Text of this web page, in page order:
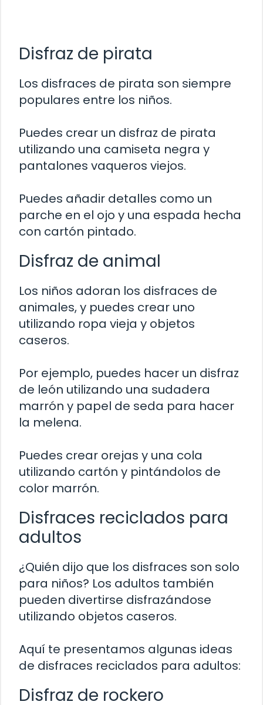
Disfraz de pirata
Los disfraces de pirata son siempre
populares entre los niños.
Puedes crear un disfraz de pirata
utilizando una camiseta negra y
pantalones vaqueros viejos.
Puedes añadir detalles como un
parche en el ojo y una espada hecha
con cartón pintado.
Disfraz de animal
Los niños adoran los disfraces de
animales, y puedes crear uno
utilizando ropa vieja y objetos
caseros.
Por ejemplo, puedes hacer un disfraz
de león utilizando una sudadera
marrón y papel de seda para hacer
la melena.
Puedes crear orejas y una cola
utilizando cartón y pintándolos de
color marrón.
Disfraces reciclados para
adultos
¿Quién dijo que los disfraces son solo
para niños? Los adultos también
pueden divertirse disfrazándose
utilizando objetos caseros.
Aquí te presentamos algunas ideas
de disfraces reciclados para adultos:
Disfraz de rockero